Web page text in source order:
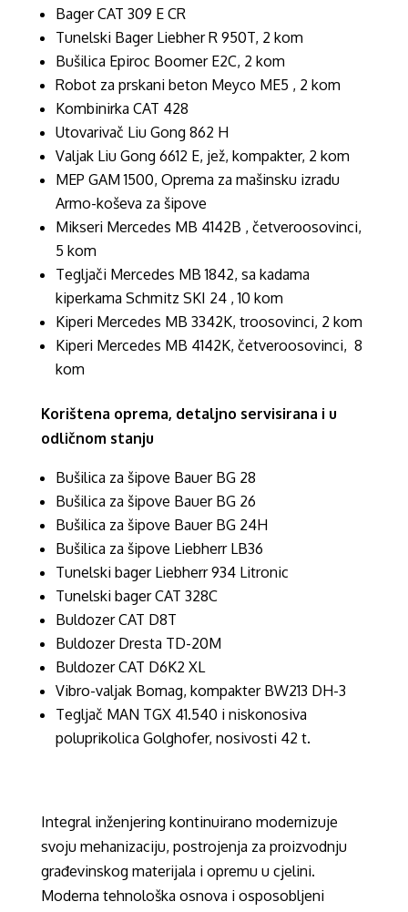
Bager CAT 309 E CR
Tunelski Bager Liebher R 950T, 2 kom
Bušilica Epiroc Boomer E2C, 2 kom
Robot za prskani beton Meyco ME5 , 2 kom
Kombinirka CAT 428
Utovarivač Liu Gong 862 H
Valjak Liu Gong 6612 E, jež, kompakter, 2 kom
MEP GAM 1500, Oprema za mašinsku izradu
Armo-koševa za šipove
Mikseri Mercedes MB 4142B , četveroosovinci,
5 kom
Tegljači Mercedes MB 1842, sa kadama
kiperkama Schmitz SKI 24 , 10 kom
Kiperi Mercedes MB 3342K, troosovinci, 2 kom
Kiperi Mercedes MB 4142K, četveroosovinci, 8
kom
Korištena oprema, detaljno servisirana i u
odličnom stanju
Bušilica za šipove Bauer BG 28
Bušilica za šipove Bauer BG 26
Bušilica za šipove Bauer BG 24H
Bušilica za šipove Liebherr LB36
Tunelski bager Liebherr 934 Litronic
Tunelski bager CAT 328C
Buldozer CAT D8T
Buldozer Dresta TD-20M
Buldozer CAT D6K2 XL
Vibro-valjak Bomag, kompakter BW213 DH-3
Tegljač MAN TGX 41.540 i niskonosiva
poluprikolica Golghofer, nosivosti 42 t.
Integral inženjering kontinuirano modernizuje
svoju mehanizaciju, postrojenja za proizvodnju
građevinskog materijala i opremu u cjelini.
Moderna tehnološka osnova i osposobljeni